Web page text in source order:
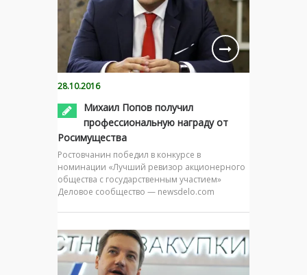
28.10.2016
Михаил Попов получил
профессиональную награду от
Росимущества
Ростовчанин победил в конкурсе в
номинации «Лучший ревизор акционерного
общества с государственным участием»
Деловое сообщество — newsdelo.com